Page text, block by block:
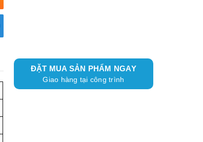
ĐẶT MUA SẢN PHẨM NGAY
Giao hàng tại công trình